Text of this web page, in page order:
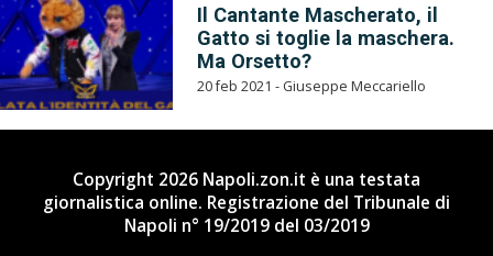
Il Cantante Mascherato, il
Gatto si toglie la maschera.
Ma Orsetto?
20 feb 2021 - Giuseppe Meccariello
Copyright 2026 Napoli.zon.it è una testata
giornalistica online. Registrazione del Tribunale di
Napoli n° 19/2019 del 03/2019